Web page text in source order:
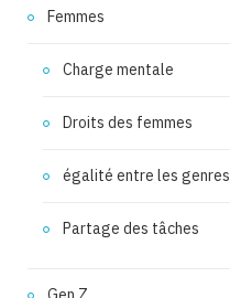
Femmes
Charge mentale
Droits des femmes
égalité entre les genres
Partage des tâches